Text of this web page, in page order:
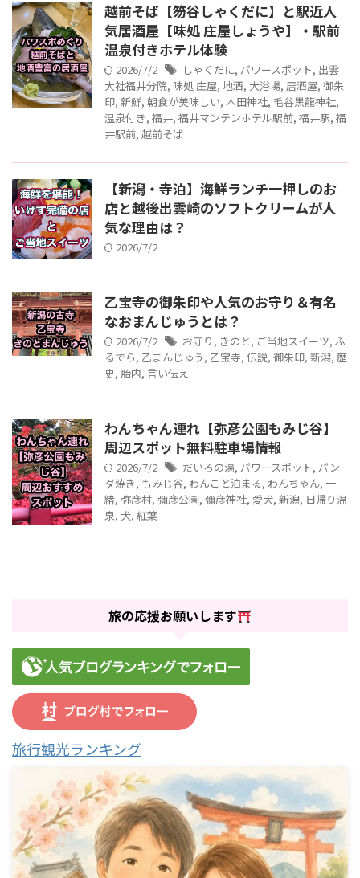
越前そば【笏谷しゃくだに】と駅近人
気居酒屋【味処 庄屋しょうや】・駅前
温泉付きホテル体験
2026/7/2 しゃくだに, パワースポット, 出雲
大社福井分院, 味処 庄屋, 地酒, 大浴場, 居酒屋, 御朱
印, 新鮮, 朝食が美味しい, 木田神社, 毛谷黒龍神社,
温泉付き, 福井, 福井マンテンホテル駅前, 福井駅, 福
井駅前, 越前そば
【新潟・寺泊】海鮮ランチ一押しのお
店と越後出雲崎のソフトクリームが人
気な理由は？
2026/7/2
乙宝寺の御朱印や人気のお守り＆有名
なおまんじゅうとは？
2026/7/2 お守り , きのと, ご当地スイーツ, ふ
るでら, 乙まんじゅう , 乙宝寺, 伝説, 御朱印, 新潟, 歴
史, 胎内, 言い伝え
わんちゃん連れ【弥彦公園もみじ谷】
周辺スポット無料駐車場情報
2026/7/2 だいろの湯, パワースポット, パン
ダ焼き, もみじ谷, わんこと泊まる, わんちゃん, 一
緒, 弥彦村, 彌彦公園, 彌彦神社, 愛犬, 新潟, 日帰り温
泉, 犬, 紅葉
旅の応援お願いします
旅行観光ランキング